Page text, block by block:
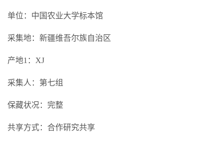
单位：中国农业大学标本馆
采集地：新疆维吾尔族自治区
产地1：XJ
采集人：第七组
保藏状况：完整
共享方式：合作研究共享